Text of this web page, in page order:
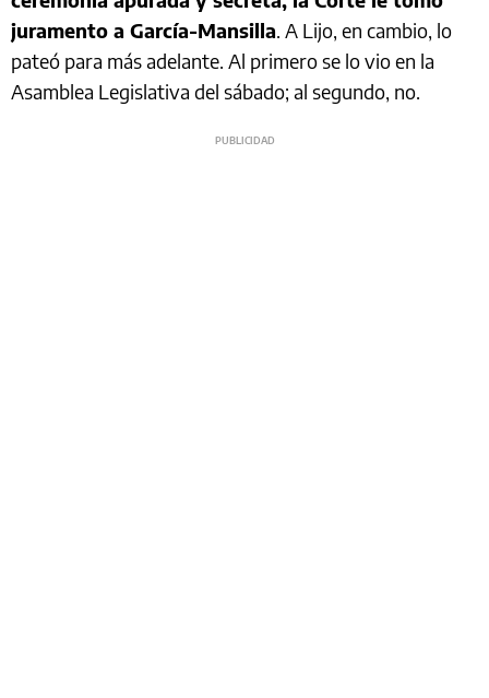
juramento a García-Mansilla. A Lijo, en cambio, lo
pateó para más adelante. Al primero se lo vio en la
Asamblea Legislativa del sábado; al segundo, no.